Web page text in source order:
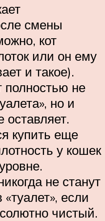
смены
кот
или он ему
и такое).
полностью не
но и
оставляет.
купить еще
у кошек
не станут
если
чистый.